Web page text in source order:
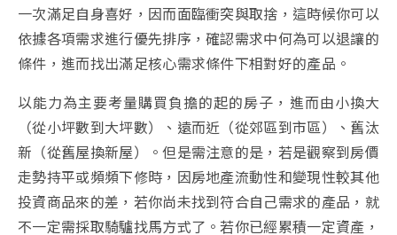
一次滿足自身喜好，因而面臨衝突與取捨，這時候你可以
依據各項需求進行優先排序，確認需求中何為可以退讓的
條件，進而找出滿足核心需求條件下相對好的產品。
以能力為主要考量購買負擔的起的房子，進而由小換大
（從小坪數到大坪數）、遠而近（從郊區到市區）、舊汰
新（從舊屋換新屋）。但是需注意的是，若是觀察到房價
走勢持平或頻頻下修時，因房地產流動性和變現性較其他
投資商品來的差，若你尚未找到符合自己需求的產品，就
不一定需採取騎驢找馬方式了。若你已經累積一定資產，